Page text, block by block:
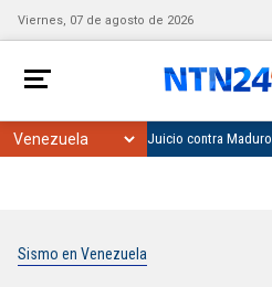
Viernes, 07 de agosto de 2026
Juicio contra Maduro
Sismo en Venezuela